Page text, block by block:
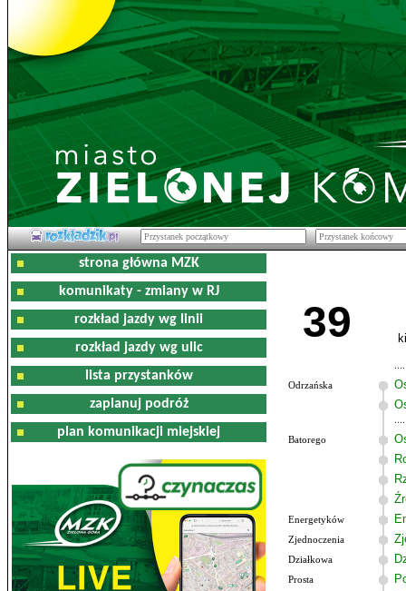
strona główna MZK
komunikaty - zmiany w RJ
rozkład jazdy wg linii
rozkład jazdy wg ulic
lista przystanków
zaplanuj podróż
plan komunikacji miejskiej
39
Odrzańska
Batorego
Energetyków
Zjednoczenia
Działkowa
Prosta